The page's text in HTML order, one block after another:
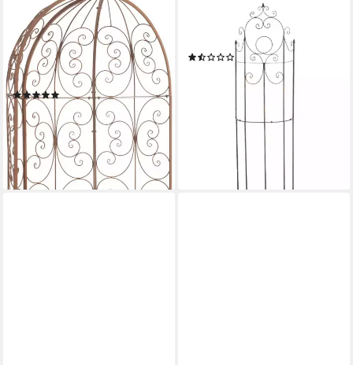
Rosenbogen Rosie mit
Sitzbank, 1 St., 1er, halbrund,
mit Sitzbank, aus Eisen,
Rankhilfe
(4)
ab 229,90 € UVP 339,90 €
-32%
lieferbar - in 3-4 Werktagen bei dir
Rankgitter Lavendel, 1 St., 1er,
aus Eisen
ab 99,90 €
lieferbar - in 3-4 Werktagen bei dir